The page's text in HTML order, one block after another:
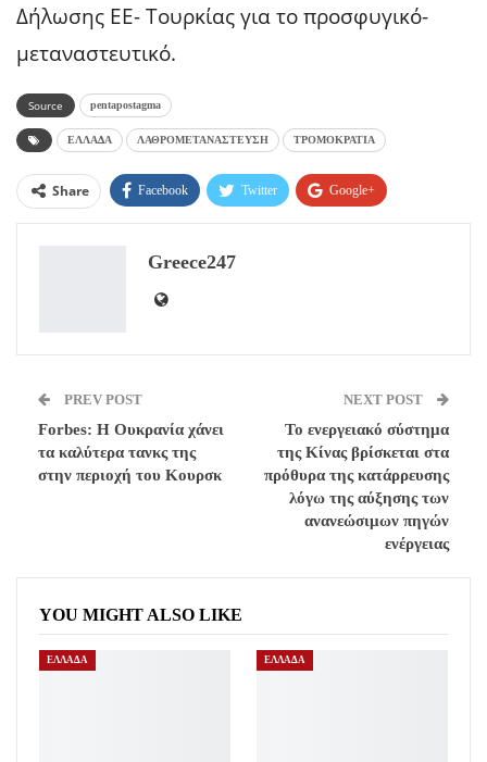
Δήλωσης ΕΕ- Τουρκίας για το προσφυγικό-
μεταναστευτικό.
Source pentapostagma
ΕΛΛΑΔΑ ΛΑΘΡΟΜΕΤΑΝΑΣΤΕΥΣΗ ΤΡΟΜΟΚΡΑΤΙΑ
Share Facebook Twitter Google+
Greece247
PREV POST
Forbes: Η Ουκρανία χάνει
τα καλύτερα τανκς της
στην περιοχή του Κουρσκ
NEXT POST
Το ενεργειακό σύστημα
της Κίνας βρίσκεται στα
πρόθυρα της κατάρρευσης
λόγω της αύξησης των
ανανεώσιμων πηγών
ενέργειας
YOU MIGHT ALSO LIKE
ΕΛΛΑΔΑ ΕΛΛΑΔΑ